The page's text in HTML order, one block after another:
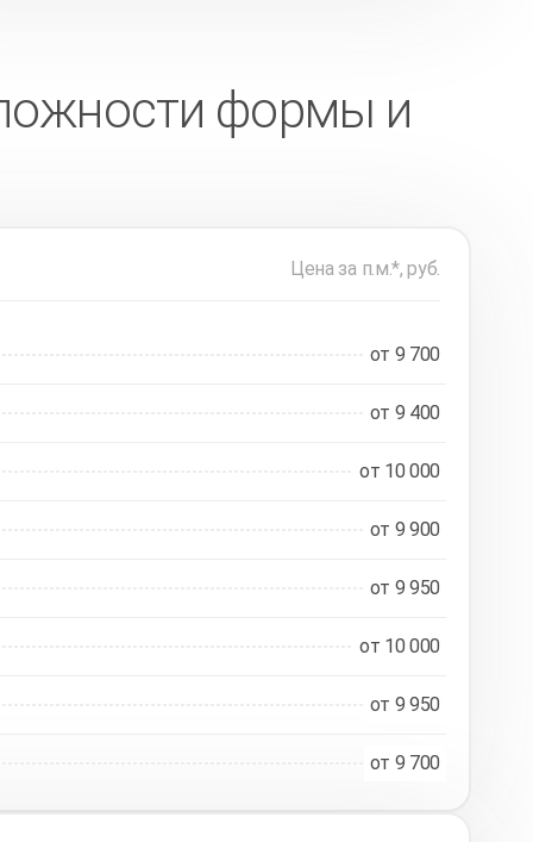
формы и
Цена за п.м.*, руб.
от 9 700
от 9 400
от 10 000
от 9 900
от 9 950
от 10 000
от 9 950
от 9 700